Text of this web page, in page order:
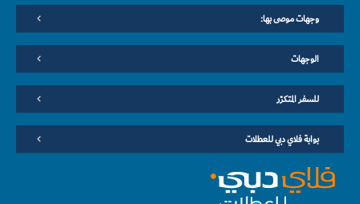
وجهات موصى بها:
الوجهات
للسفر المتكرّر
بوابة فلاي دبي للعطلات